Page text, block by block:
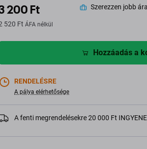
200 Ft
520 Ft ÁFA nélkül
Szerezzen jobb
Hozzáadás a
RENDELÉSRE
A pálya elérhetősége
A fenti megrendelésekre 20 000 Ft